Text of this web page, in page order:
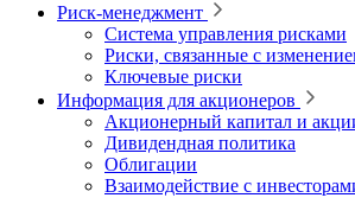
Риск-менеджмент
Система управления рисками
Риски, связанные с
Ключевые риски
Информация для акционеров
Акционерный капитал и
Дивидендная политика
Облигации
Взаимодействие с